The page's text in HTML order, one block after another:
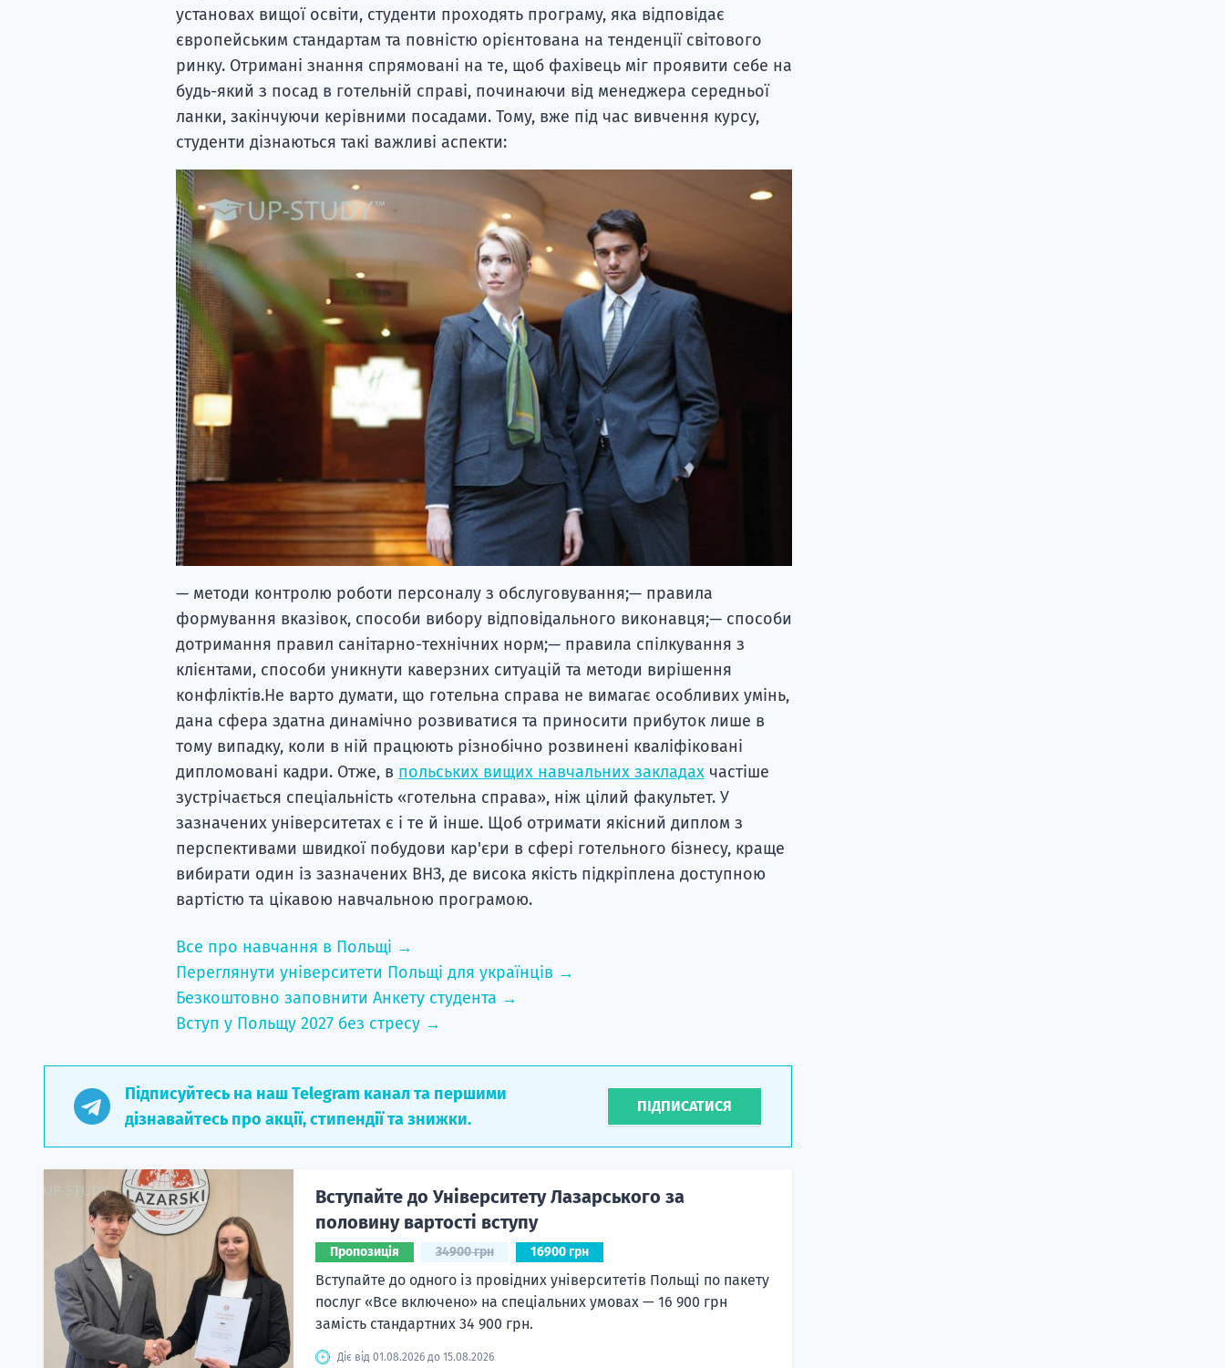
установах вищої освіти, студенти проходять програму, яка відповідає
європейським стандартам та повністю орієнтована на тенденції світового
ринку. Отримані знання спрямовані на те, щоб фахівець міг проявити себе на
будь-який з посад в готельній справі, починаючи від менеджера середньої
ланки, закінчуючи керівними посадами. Тому, вже під час вивчення курсу,
студенти дізнаються такі важливі аспекти:
— методи контролю роботи персоналу з обслуговування;— правила
формування вказівок, способи вибору відповідального виконавця;— способи
дотримання правил санітарно-технічних норм;— правила спілкування з
клієнтами, способи уникнути каверзних ситуацій та методи вирішення
конфліктів.Не варто думати, що готельна справа не вимагає особливих умінь,
дана сфера здатна динамічно розвиватися та приносити прибуток лише в
тому випадку, коли в ній працюють різнобічно розвинені кваліфіковані
дипломовані кадри. Отже, в польських вищих навчальних закладахчастіше
зустрічається спеціальність «готельна справа», ніж цілий факультет. У
зазначених університетах є і те й інше. Щоб отримати якісний диплом з
перспективами швидкої побудови кар'єри в сфері готельного бізнесу, краще
вибирати один із зазначених ВНЗ, де висока якість підкріплена доступною
вартістю та цікавою навчальною програмою.
Все про навчання в Польщі →
Переглянути університети Польщі для українців →
Безкоштовно заповнити Анкету студента →
Вступ у Польщу 2027 без стресу →
Підписуйтесь на наш Telegram канал та першими
дізнавайтесь про акції, стипендії та знижки.
ПІДПИСАТИСЯ
Вступайте до Університету Лазарського за
половину вартості вступу
Пропозиція 34900 грн 16900 грн
Вступайте до одного із провідних університетів Польщі по пакету
послуг «Все включено» на спеціальних умовах — 16 900 грн
замість стандартних 34 900 грн.
Діє від 01.08.2026 до 15.08.2026